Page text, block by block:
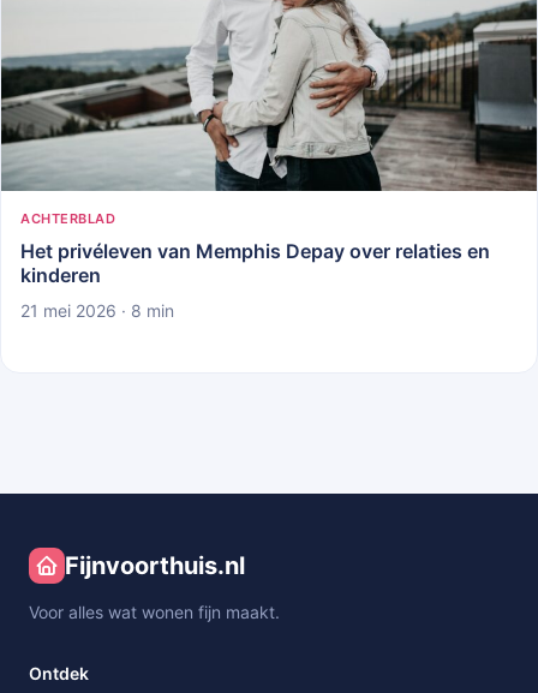
ACHTERBLAD
Het privéleven van Memphis Depay over relaties en
kinderen
21 mei 2026 · 8 min
Fijnvoorthuis.nl
Voor alles wat wonen fijn maakt.
Ontdek